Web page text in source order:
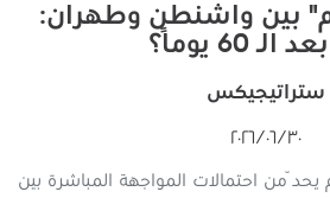
بين واشنطن وطهران:
60 يومًا؟
ستراتيجيكس
٣٠‏/٠٦‏/٢٠٢٦
من احتمالات المواجهة المباشرة بين